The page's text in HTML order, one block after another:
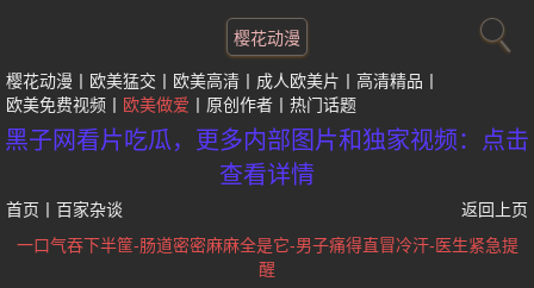
樱花动漫
樱花动漫 欧美猛交 欧美高清 成人欧美片
高清精品
欧美免费视频
欧美做爱 原创作者 热门话题
黑子网看片吃瓜，更多内部图片和独家视频：点击
查看详情
首页 百家杂谈
返回上页
一口气吞下半筐-肠道密密麻麻全是它-男子痛得直冒冷汗-医生紧急提
醒